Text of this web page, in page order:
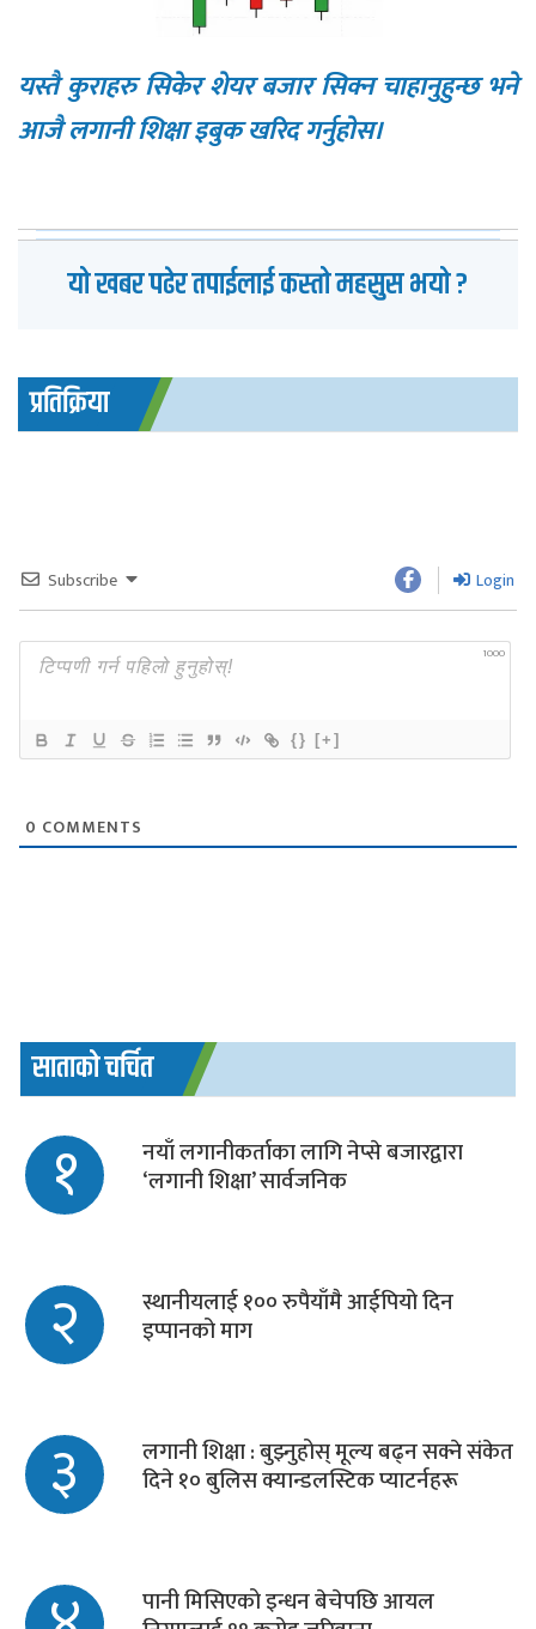
यस्तै कुराहरु सिकेर शेयर बजार सिक्न चाहानुहुन्छ भने
आजै लगानी शिक्षा इबुक खरिद गर्नुहोस।
यो खबर पढेर तपाईलाई कस्तो महसुस भयो ?
प्रतिक्रिया
Subscribe Login
1000
{} [+]
0 COMMENTS
साताको चर्चित
१ नयाँ लगानीकर्ताका लागि नेप्से बजारद्वारा
‘लगानी शिक्षा’ सार्वजनिक
२ स्थानीयलाई १०० रुपैयाँमै आईपियो दिन
इप्पानको माग
३ लगानी शिक्षा : बुझ्नुहोस् मूल्य बढ्न सक्ने संकेत
दिने १० बुलिस क्यान्डलस्टिक प्याटर्नहरू
पानी मिसिएको इन्धन बेचेपछि आयल